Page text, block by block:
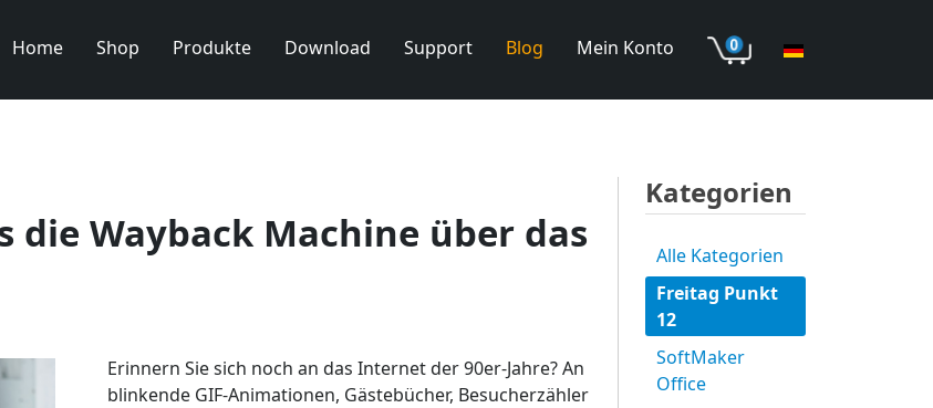
Home Shop Produkte Download Support Blog Mein Konto
die Wayback Machine über das
Erinnern Sie sich noch an das Internet der 90er-Jahre? An
blinkende GIF-Animationen, Gästebücher, Besucherzähler
Kategorien
Alle Kategorien
Freitag Punkt
12
SoftMaker
Office